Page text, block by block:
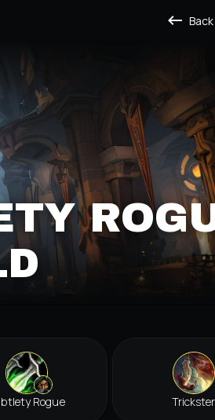
Back
Rogue Trickster